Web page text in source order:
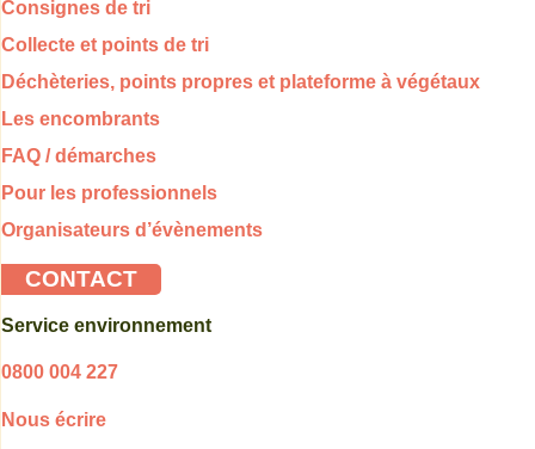
Consignes de tri
Collecte et points de tri
Déchèteries, points propres et plateforme à végétaux
Les encombrants
FAQ / démarches
Pour les professionnels
Organisateurs d’évènements
CONTACT
Service environnement
0800 004 227
Nous écrire